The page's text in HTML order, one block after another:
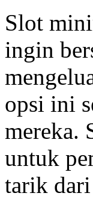
Slot
ingin
opsi ini
mereka.
untuk
tarik